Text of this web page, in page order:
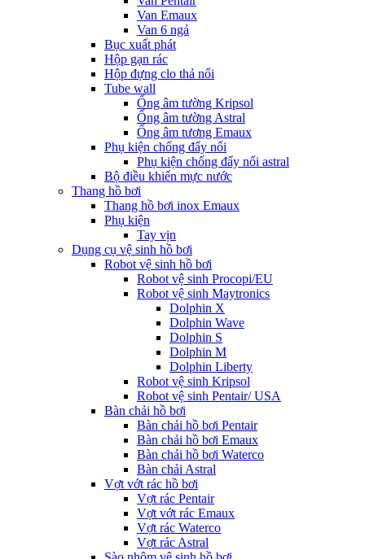
Van Emaux
Van 6 ngả
Bục xuất phát
Hộp gạn rác
Hộp đựng clo thả nổi
Tube wall
Ống âm tường Kripsol
Ống âm tường Astral
Ống âm tương Emaux
Phụ kiện chống đẩy nổi
Phụ kiện chống đẩy nổi astral
Bộ điều khiển mực nước
Thang hồ bơi
Thang hồ bơi inox Emaux
Phụ kiện
Tay vịn
Dụng cụ vệ sinh hồ bơi
Robot vệ sinh hồ bơi
Robot vệ sinh Procopi/EU
Robot vệ sinh Maytronics
Dolphin X
Dolphin Wave
Dolphin S
Dolphin M
Dolphin Liberty
Robot vệ sinh Kripsol
Robot vệ sinh Pentair/ USA
Bàn chải hồ bơi
Bàn chải hồ bơi Pentair
Bàn chải hồ bơi Emaux
Bàn chải hồ bơi Waterco
Bàn chải Astral
Vợt vớt rác hồ bơi
Vợt rác Pentair
Vợt vớt rác Emaux
Vợt rác Waterco
Vợt rác Astral